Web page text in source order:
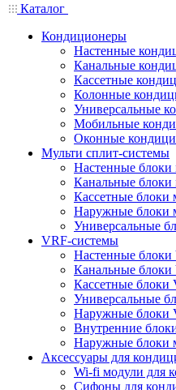
Каталог
Кондиционеры
Настенные
Канальные
Кассетные
Колонные
Универсальные
Мобильные
Оконные
Мульти сплит-системы
Настенные блоки
Канальные блоки
Кассетные блоки
Наружные блоки
Универсальные
VRF-системы
Настенные
Канальные
Кассетные блоки
Универсальные
Наружные блоки
Внутренние
Наружные блоки
Аксессуары для
Wi-fi модули для
Сифоны для